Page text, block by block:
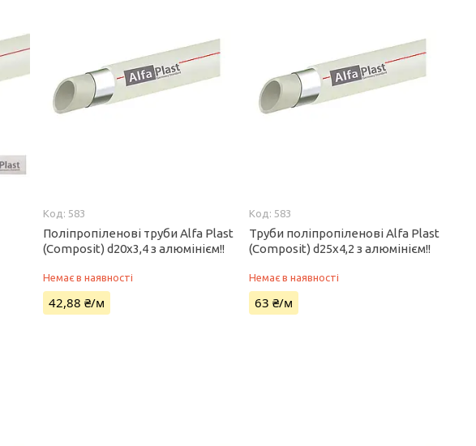
583
Поліпропіленові труби Alfa Plast
(Composit) d20х3,4 з алюмінієм!!
Немає в наявності
42,88 ₴/м
583
Труби поліпропіленові Alfa Plast
(Composit) d25х4,2 з алюмінієм!!
Немає в наявності
63 ₴/м